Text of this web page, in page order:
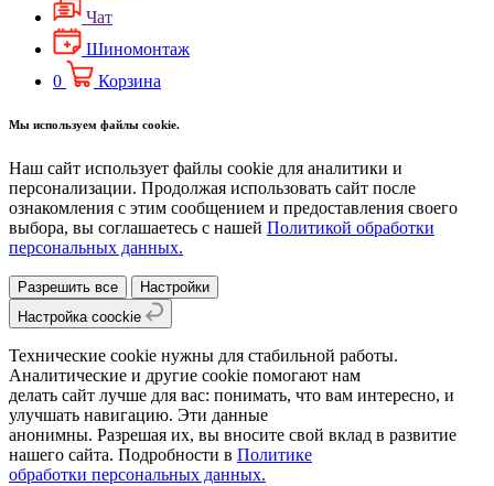
Чат
Шиномонтаж
0
Корзина
Мы используем файлы cookie.
Наш сайт использует файлы cookie для аналитики и
персонализации. Продолжая использовать сайт после
ознакомления с этим сообщением и предоставления своего
выбора, вы соглашаетесь с нашей Политикой обработки
персональных данных.
Разрешить все
Настройки
Настройка coockie
Технические cookie нужны для стабильной работы.
Аналитические и другие cookie помогают нам
делать сайт лучше для вас: понимать, что вам интересно, и
улучшать навигацию. Эти данные
анонимны. Разрешая их, вы вносите свой вклад в развитие
нашего сайта. Подробности в Политике
обработки персональных данных.